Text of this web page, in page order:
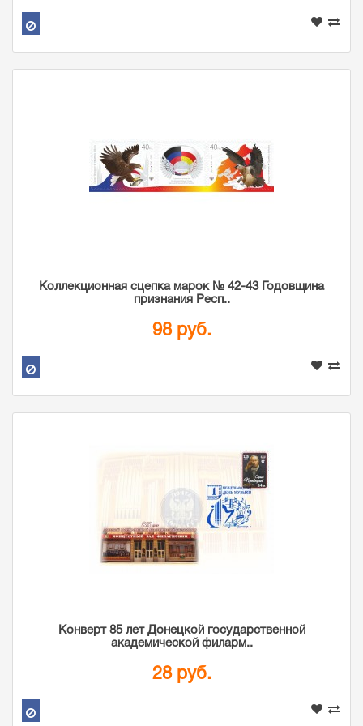
Коллекционная сцепка марок № 42-43 Годовщина
признания Респ..
98 руб.
Конверт 85 лет Донецкой государственной
академической филарм..
28 руб.